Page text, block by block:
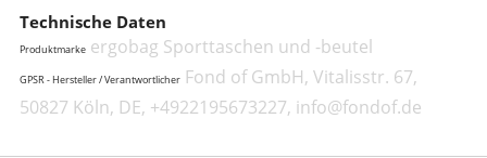
Technische Daten
Produktmarke ergobag Sporttaschen und -beutel
GPSR - Hersteller / Verantwortlicher Fond of GmbH, Vitalisstr. 67,
50827 Köln, DE, +4922195673227, info@fondof.de